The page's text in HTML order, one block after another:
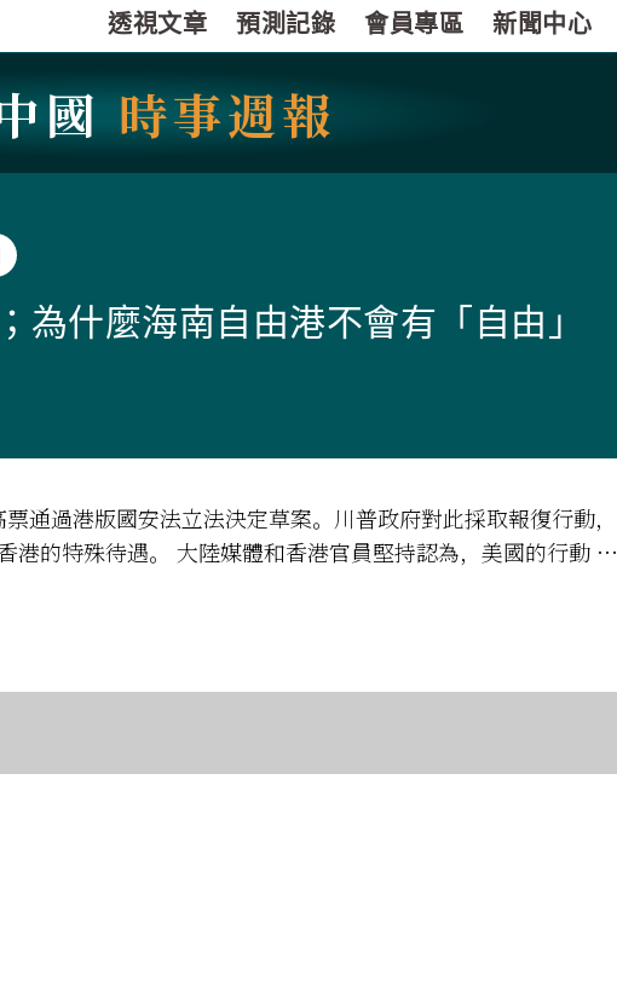
透視文章 預測記錄 會員專區 新聞中心
國 時事週報
為什麼海南自由港不會有「自由」
過港版國安法立法決定草案。川普政府對此採取報復行動，
港的特殊待遇。 大陸媒體和香港官員堅持認為，美國的行動 …